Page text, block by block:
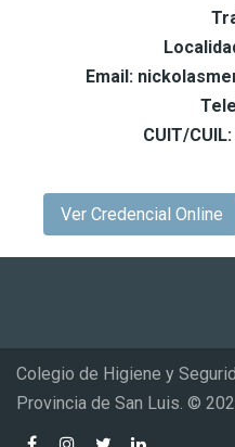
Email:
CUIT/
Ver Credencial Online
Colegio de Higiene y
Provincia de San Luis. ©